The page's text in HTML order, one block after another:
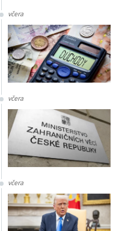
včera
včera
včera